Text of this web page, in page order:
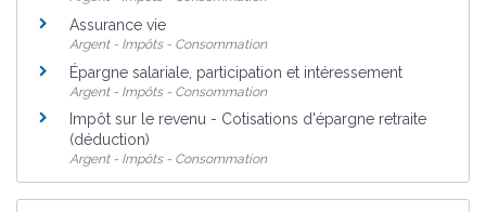
Assurance vie
Argent - Impôts - Consommation
Épargne salariale, participation et intéressement
Argent - Impôts - Consommation
Impôt sur le revenu - Cotisations d'épargne retraite
(déduction)
Argent - Impôts - Consommation